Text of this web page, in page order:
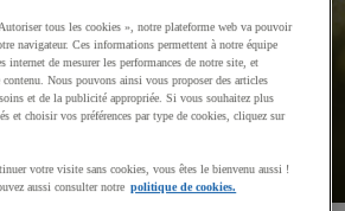
Nos guides
tous les cookies », notre plateforme web va pouvoir
navigateur. Ces informations permettent à notre équipe
internet de mesurer les performances de notre site, et
contenu. Nous pouvons ainsi vous proposer des articles
et de la publicité appropriée. Si vous souhaitez plus
et choisir vos préférences par type de cookies, cliquez sur
votre visite sans cookies, vous êtes le bienvenu aussi !
aussi consulter notre politique de cookies.